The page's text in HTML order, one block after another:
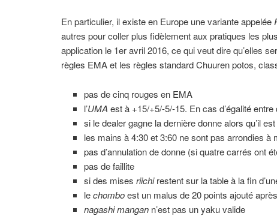
En particulier, il existe en Europe une variante appelée
autres pour coller plus fidèlement aux pratiques les
application le 1er avril 2016, ce qui veut dire qu’elles
règles EMA et les règles standard Chuuren potos,
pas de cinq rouges en EMA
l’UMA est à +15/+5/-5/-15. En cas d’égalité
si le dealer gagne la dernière donne alors qu’il
les mains à 4:30 et 3:60 ne sont pas arrondies à
pas d’annulation de donne (si quatre carrés ont
pas de faillite
si des mises riichirestent sur la table à la fin
lechomboest un malus de 20 points ajouté
nagashi mangann’est pas un yaku valide